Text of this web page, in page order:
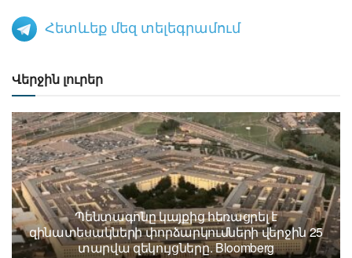
Հետևեք մեզ տելեգրամում
Վերջին լուրեր
Պենտագոնը կայքից հեռացրել է
զինատեսակների փորձարկումների վերջին 25
տարվա զեկույցները. Bloomberg